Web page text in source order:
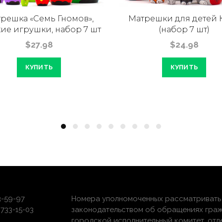
«Семь Гномов»,
игрушки, набор 7 шт
$27.98
КУПИТЬ
Матрешки для детей
(набор 7 шт)
$24.98
КУПИТЬ
59-97
15-03
Номера уполномоченных
законодательством об обращениях